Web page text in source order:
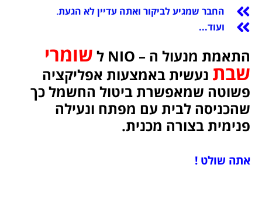
החבר שמגיע לביקור ואתה עדיין לא הגעת.
ועוד...
התאמת מנעול ה – NIO ל שומרי
שבת נעשית באמצעות אפליקציה
פשוטה שמאפשרת ביטול החשמל כך
שהכניסה לבית עם מפתח ונעילה
פנימית בצורה מכנית.
אתה שולט !